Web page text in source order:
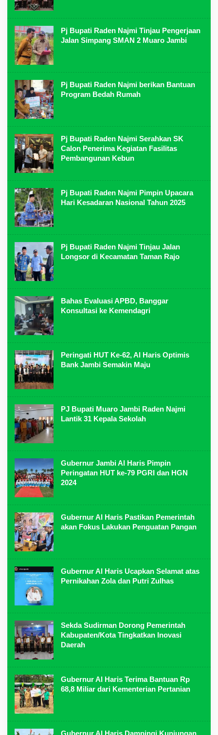
Pj Bupati Raden Najmi Tinjau Pengerjaan
Jalan Simpang SMAN 2 Muaro Jambi
Pj Bupati Raden Najmi berikan Bantuan
Program Bedah Rumah
Pj Bupati Raden Najmi Serahkan SK
Calon Penerima Kegiatan Fasilitas
Pembangunan Kebun
Pj Bupati Raden Najmi Pimpin Upacara
Hari Kesadaran Nasional Tahun 2025
Pj Bupati Raden Najmi Tinjau Jalan
Longsor di Kecamatan Taman Rajo
Bahas Evaluasi APBD, Banggar
Konsultasi ke Kemendagri
Peringati HUT Ke-62, Al Haris Optimis
Bank Jambi Semakin Maju
PJ Bupati Muaro Jambi Raden Najmi
Lantik 31 Kepala Sekolah
Gubernur Jambi Al Haris Pimpin
Peringatan HUT ke-79 PGRI dan HGN
2024
Gubernur Al Haris Pastikan Pemerintah
akan Fokus Lakukan Penguatan Pangan
Gubernur Al Haris Ucapkan Selamat atas
Pernikahan Zola dan Putri Zulhas
Sekda Sudirman Dorong Pemerintah
Kabupaten/Kota Tingkatkan Inovasi
Daerah
Gubernur Al Haris Terima Bantuan Rp
68,8 Miliar dari Kementerian Pertanian
Gubernur Al Haris Dampingi Kunjungan